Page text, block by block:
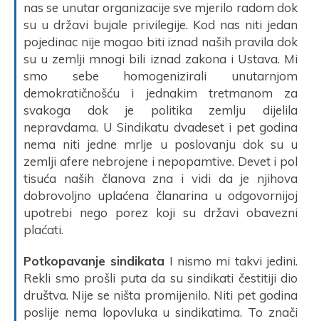
nas se unutar organizacije sve mjerilo radom dok
su u državi bujale privilegije. Kod nas niti jedan
pojedinac nije mogao biti iznad naših pravila dok
su u zemlji mnogi bili iznad zakona i Ustava. Mi
smo sebe homogenizirali unutarnjom
demokratičnošću i jednakim tretmanom za
svakoga dok je politika zemlju dijelila
nepravdama. U Sindikatu dvadeset i pet godina
nema niti jedne mrlje u poslovanju dok su u
zemlji afere nebrojene i nepopamtive. Devet i pol
tisuća naših članova zna i vidi da je njihova
dobrovoljno uplaćena članarina u odgovornijoj
upotrebi nego porez koji su državi obavezni
plaćati.
Potkopavanje sindikata I nismo mi takvi jedini.
Rekli smo prošli puta da su sindikati čestitiji dio
društva. Nije se ništa promijenilo. Niti pet godina
poslije nema lopovluka u sindikatima. To znači